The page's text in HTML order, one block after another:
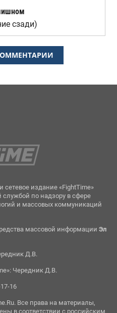
сзади)
издание «FightTime»
по надзору в сфере
и массовых коммуникаций
массовой информации Эл
Д.В.
Чередник Д.В.
16
Все права на материалы,
в соответствии с российским